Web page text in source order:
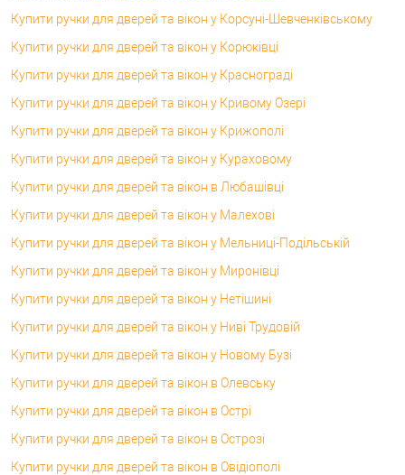
Купити ручки для дверей та вікон у Корсунi-Шевченківському
Купити ручки для дверей та вікон у Корюківці
Купити ручки для дверей та вікон у Краснограді
Купити ручки для дверей та вікон у Кривому Озері
Купити ручки для дверей та вікон у Крижополі
Купити ручки для дверей та вікон у Кураховому
Купити ручки для дверей та вікон в Любашівці
Купити ручки для дверей та вікон у Малехові
Купити ручки для дверей та вікон у Мельниці-Подільській
Купити ручки для дверей та вікон у Миронівці
Купити ручки для дверей та вікон у Нетішині
Купити ручки для дверей та вікон у Ниві Трудовій
Купити ручки для дверей та вікон у Новому Бузі
Купити ручки для дверей та вікон в Олевську
Купити ручки для дверей та вікон в Острі
Купити ручки для дверей та вікон в Острозі
Купити ручки для дверей та вікон в Овідіополі